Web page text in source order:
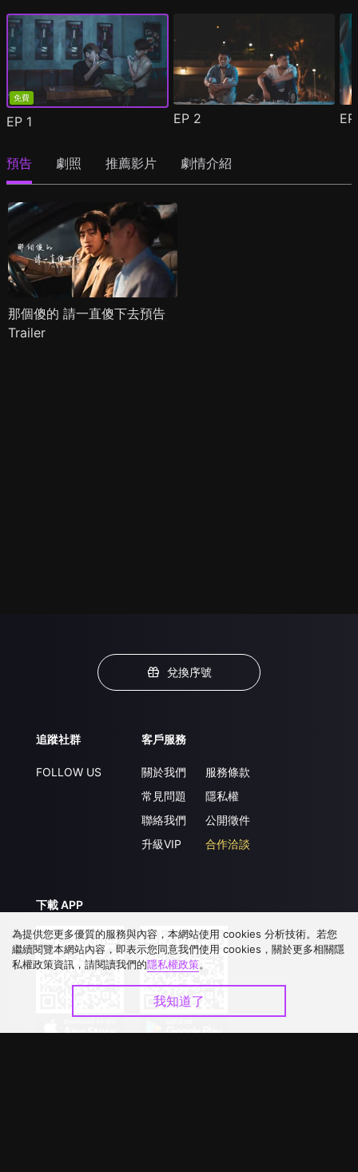
免費
EP 1 EP 2
預告 劇照 推薦影片 劇情介紹
那個傻的 請一直傻下去預告
Trailer
兌換序號
追蹤社群
FOLLOW US
客戶服務
關於我們
常見問題
聯絡我們
升級VIP
服務條款
隱私權
公開徵件
合作洽談
下載 APP
為提供您更多優質的服務與內容，本網站使用 cookies 分析技術。若您
繼續閱覽本網站內容，即表示您同意我們使用 cookies，關於更多相關隱
私權政策資訊，請閱讀我們的隱私權政策。
我知道了